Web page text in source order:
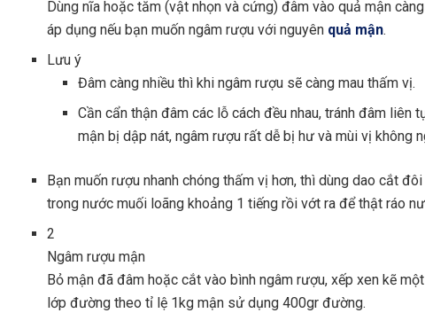
Dùng nĩa hoặc tăm (vật nhọn và cứng) đâm vào quả mận
áp dụng nếu bạn muốn ngâm rượu với nguyên quả mận.
Lưu ý
Đâm càng nhiều thì khi ngâm rượu sẽ càng mau thấm vị.
Cần cẩn thận đâm các lỗ cách đều nhau, tránh đâm liên
mận bị dập nát, ngâm rượu rất dễ bị hư và mùi vị không
Bạn muốn rượu nhanh chóng thấm vị hơn, thì dùngdao cắt đôi
trong nước muối loãng khoảng 1 tiếng rồi vớt ra để thật ráo
2
Ngâm rượu mận
Bỏ mận đã đâm hoặc cắt vàobình ngâm rượu, xếp xen kẽ
lớp đường theo tỉ lệ 1kg mận sử dụng 400gr đường.